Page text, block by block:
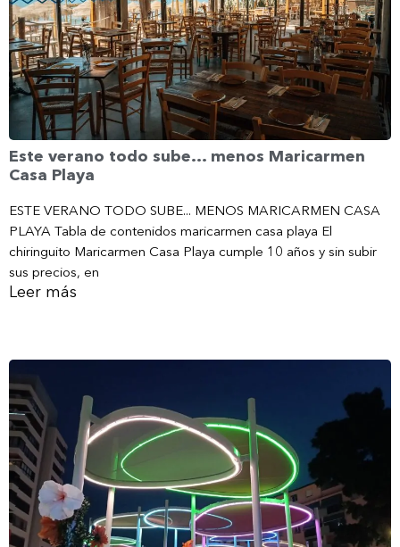
Este verano todo sube… menos Maricarmen
Casa Playa
ESTE VERANO TODO SUBE... MENOS MARICARMEN CASA
PLAYA Tabla de contenidos maricarmen casa playa El
chiringuito Maricarmen Casa Playa cumple 10 años y sin subir
sus precios, en
Leer más